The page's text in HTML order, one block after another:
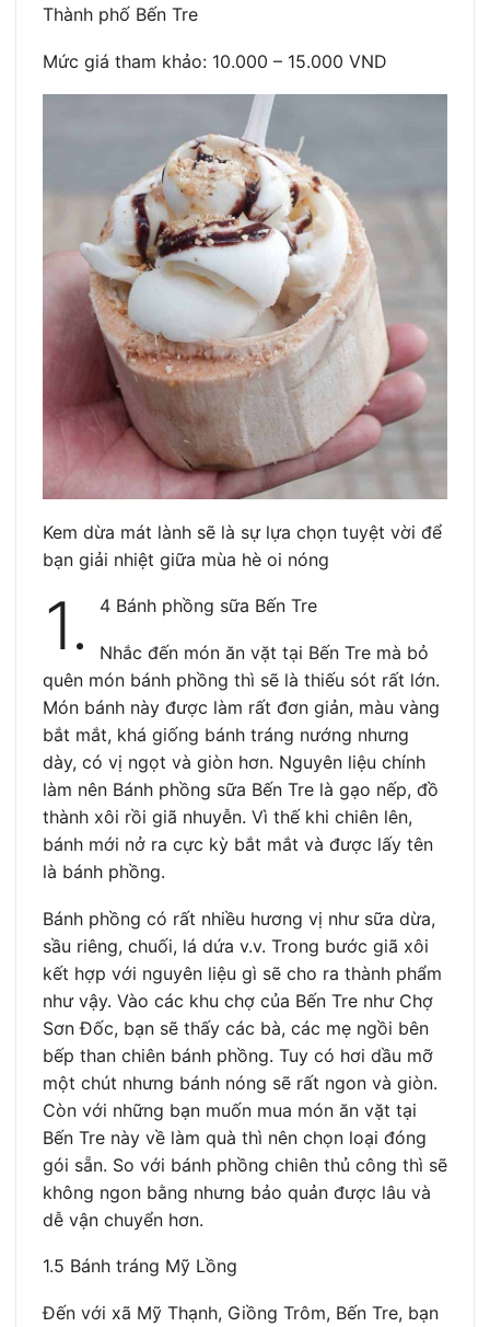
Thành phố Bến Tre
Mức giá tham khảo: 10.000 – 15.000 VND
Kem dừa mát lành sẽ là sự lựa chọn tuyệt vời để
bạn giải nhiệt giữa mùa hè oi nóng
1. 4 Bánh phồng sữa Bến Tre
Nhắc đến món ăn vặt tại Bến Tre mà bỏ
quên món bánh phồng thì sẽ là thiếu sót rất lớn.
Món bánh này được làm rất đơn giản, màu vàng
bắt mắt, khá giống bánh tráng nướng nhưng
dày, có vị ngọt và giòn hơn. Nguyên liệu chính
làm nên Bánh phồng sữa Bến Tre là gạo nếp, đồ
thành xôi rồi giã nhuyễn. Vì thế khi chiên lên,
bánh mới nở ra cực kỳ bắt mắt và được lấy tên
là bánh phồng.
Bánh phồng có rất nhiều hương vị như sữa dừa,
sầu riêng, chuối, lá dứa v.v. Trong bước giã xôi
kết hợp với nguyên liệu gì sẽ cho ra thành phẩm
như vậy. Vào các khu chợ của Bến Tre như Chợ
Sơn Đốc, bạn sẽ thấy các bà, các mẹ ngồi bên
bếp than chiên bánh phồng. Tuy có hơi dầu mỡ
một chút nhưng bánh nóng sẽ rất ngon và giòn.
Còn với những bạn muốn mua món ăn vặt tại
Bến Tre này về làm quà thì nên chọn loại đóng
gói sẵn. So với bánh phồng chiên thủ công thì sẽ
không ngon bằng nhưng bảo quản được lâu và
dễ vận chuyển hơn.
1.5 Bánh tráng Mỹ Lồng
Đến với xã Mỹ Thạnh, Giồng Trôm, Bến Tre, bạn